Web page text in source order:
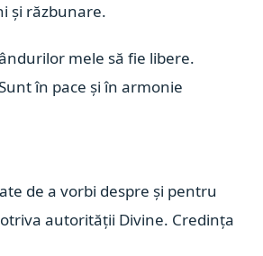
și răzbunare.
mele să fie libere.
în pace și în armonie
de a vorbi despre și pentru
autorității Divine. Credința